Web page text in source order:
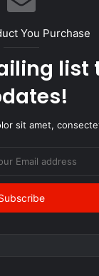
You Purchase
list
sit amet,